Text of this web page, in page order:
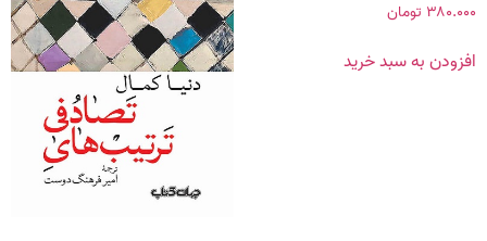
۳۸۰.۰۰۰ تومان
افزودن به سبد خرید